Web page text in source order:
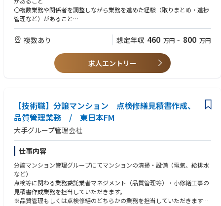
・【ビル管理】営繕工事/保守の計画・予算策定・実施管理、防火・防災
・【テナント管理】日常管理（セキュリティーカード管理・駐車場管理含
む）、テナントの問合せ・要望・苦情への対応など
・【賃借管理】賃借事務所の賃料支払、賃借駐車場の管理・契約・支払業
・【オフィスサービス】什器・備品・消耗品管理、通信関連業務、防火防
堂管理を担当し、その他、研修所や東京都内のオフィスも管理対象となり
ます。
【お薦めポイント】
不動産・施設系業務の管理者として、部門メンバーに加え、委託者・入居
者・協力会社・社内各部など、さまざまな関係者と連携しながら組織を牽
引するポジションです。
日々の組織運営に深く関わり、現場目線で課題解決に取り組む中で、不動
産・施設の管理スキルや、マネジメント・リーダーシップ能力を着実に高
めていくことができる環境です。
〇複数業務や関係者を調整しながら業務を進めた経験（取りまとめ・進捗
管理など）があること
〇顧客、テナント、協力会社（ベンダー）との折衝・調整業務の経験
〇Microsoft Officeアプリケーションを使用し、文書・説明資料作成、表計
算・データ整理などが行えること
【歓迎要件/歓迎資格】
〇ビル管理会社、不動産会社、金融機関、BPO業界での就業経験
複数あり 想定年収 460 万円 ~ 800 万円
求人エントリー
【技術職】分譲マンション 点検修繕見積書作成、
品質管理業務 / 東日本FM
大手グループ管理会社
仕事内容
分譲マンション管理グループにてマンションの清掃・設備（電気、給排水
など）
点検等に関わる業務委託業者マネジメント（品質管理等）・小修繕工事の
見積書作成業務を担当していただきます。
※品質管理もしくは点検修繕のどちらかの業務を担当していただきます。